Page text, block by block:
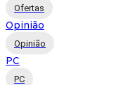
Ofertas
Opinião
Opinião
PC
PC